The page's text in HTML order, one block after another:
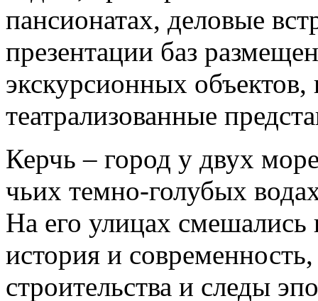
пансионатах, деловые
презентации баз
экскурсионных
театрализованные
Керчь – город у двух
чьих темно-голубых
На его улицах
история и
строительства и следы